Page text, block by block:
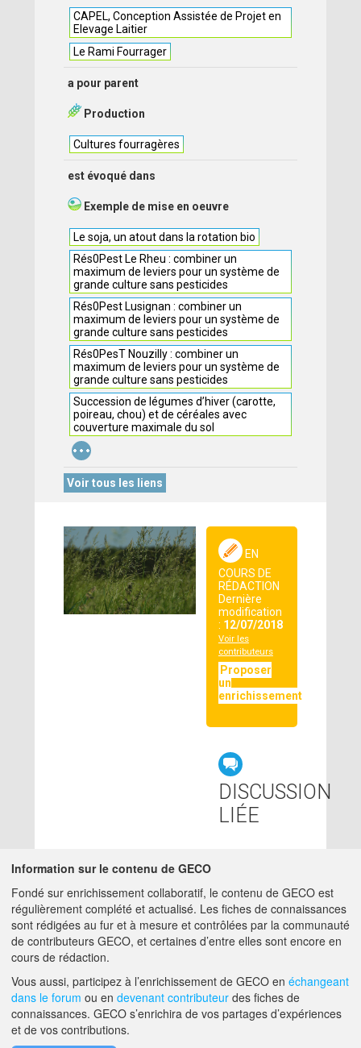
CAPEL, Conception Assistée de Projet en
Elevage Laitier
Le Rami Fourrager
a pour parent
Production
Cultures fourragères
est évoqué dans
Exemple de mise en oeuvre
Le soja, un atout dans la rotation bio
Rés0Pest Le Rheu : combiner un
maximum de leviers pour un système de
grande culture sans pesticides
Rés0Pest Lusignan : combiner un
maximum de leviers pour un système de
grande culture sans pesticides
Rés0PesT Nouzilly : combiner un
maximum de leviers pour un système de
grande culture sans pesticides
Succession de légumes d’hiver (carotte,
poireau, chou) et de céréales avec
couverture maximale du sol
...
Voir tous les liens
EN
COURS DE
RÉDACTION
Dernière
modification
: 12/07/2018
Voir les
contributeurs
Proposer
un
enrichissement
DISCUSSION
LIÉE
CONTRIBUTEURS
12/07/2018 ADMIN GECO
MATTHIEU.HIRSCHY@ACTA.ASSO.FR
A PROPOS DE GECO AIDE
F.A.Q.
Information sur le contenu de GECO
Fondé sur enrichissement collaboratif, le contenu de GECO est
régulièrement complété et actualisé. Les fiches de connaissances
sont rédigées au fur et à mesure et contrôlées par la communauté
de contributeurs GECO, et certaines d’entre elles sont encore en
cours de rédaction.
Vous aussi, participez à l’enrichissement de GECO en échangeant
dans le forum ou en devenant contributeur des fiches de
connaissances. GECO s’enrichira de vos partages d’expériences
et de vos contributions.